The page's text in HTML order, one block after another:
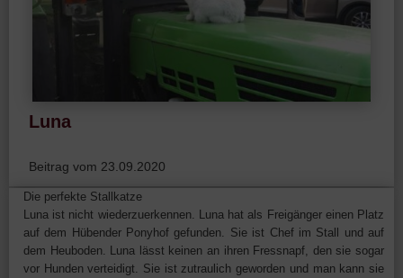
Luna
Beitrag vom 23.09.2020
Die perfekte Stallkatze
Luna ist nicht wiederzuerkennen. Luna hat als Freigänger einen Platz
auf dem Hübender Ponyhof gefunden. Sie ist Chef im Stall und auf
dem Heuboden. Luna lässt keinen an ihren Fressnapf, den sie sogar
vor Hunden verteidigt. Sie ist zutraulich geworden und man kann sie